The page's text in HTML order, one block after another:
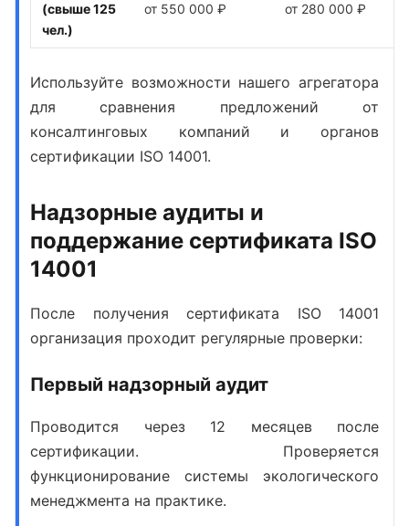
(свыше 125
чел.)
от 550 000 ₽ от 280 000 ₽
Используйте возможности нашего агрегатора
для сравнения предложений от
консалтинговых компаний и органов
сертификации ISO 14001.
Надзорные аудиты и
поддержание сертификата ISO
14001
После получения сертификата ISO 14001
организация проходит регулярные проверки:
Первый надзорный аудит
Проводится через 12 месяцев после
сертификации. Проверяется
функционирование системы экологического
менеджмента на практике.